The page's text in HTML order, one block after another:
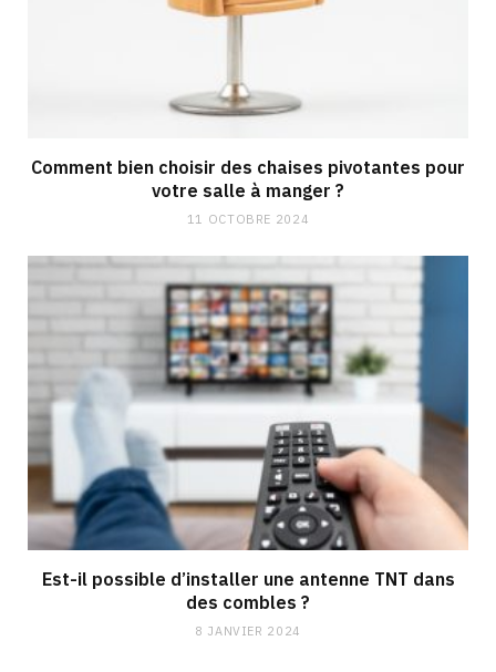
Comment bien choisir des chaises pivotantes pour
votre salle à manger ?
11 OCTOBRE 2024
Est-il possible d’installer une antenne TNT dans
des combles ?
8 JANVIER 2024